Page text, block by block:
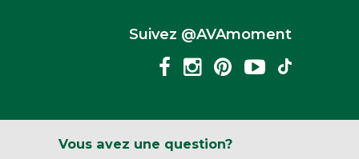
Suivez @AVAmoment
Vous avez une question?